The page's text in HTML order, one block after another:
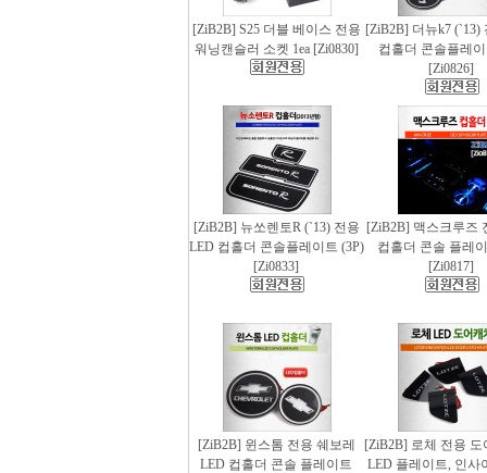
[ZiB2B] S25 더블 베이스 전용
워닝캔슬러 소켓 1ea [Zi0830]
[ZiB2B] 더뉴k7 (`13)
컵홀더 콘솔플레
[Zi0826]
[ZiB2B] 뉴쏘렌토R (`13) 전용
LED 컵홀더 콘솔플레이트 (3P)
[Zi0833]
[ZiB2B] 맥스크루즈
컵홀더 콘솔 플레
[Zi0817]
[ZiB2B] 윈스톰 전용 쉐보레
LED 컵홀더 콘솔 플레이트
[ZiB2B] 로체 전용 도
LED 플레이트, 인사